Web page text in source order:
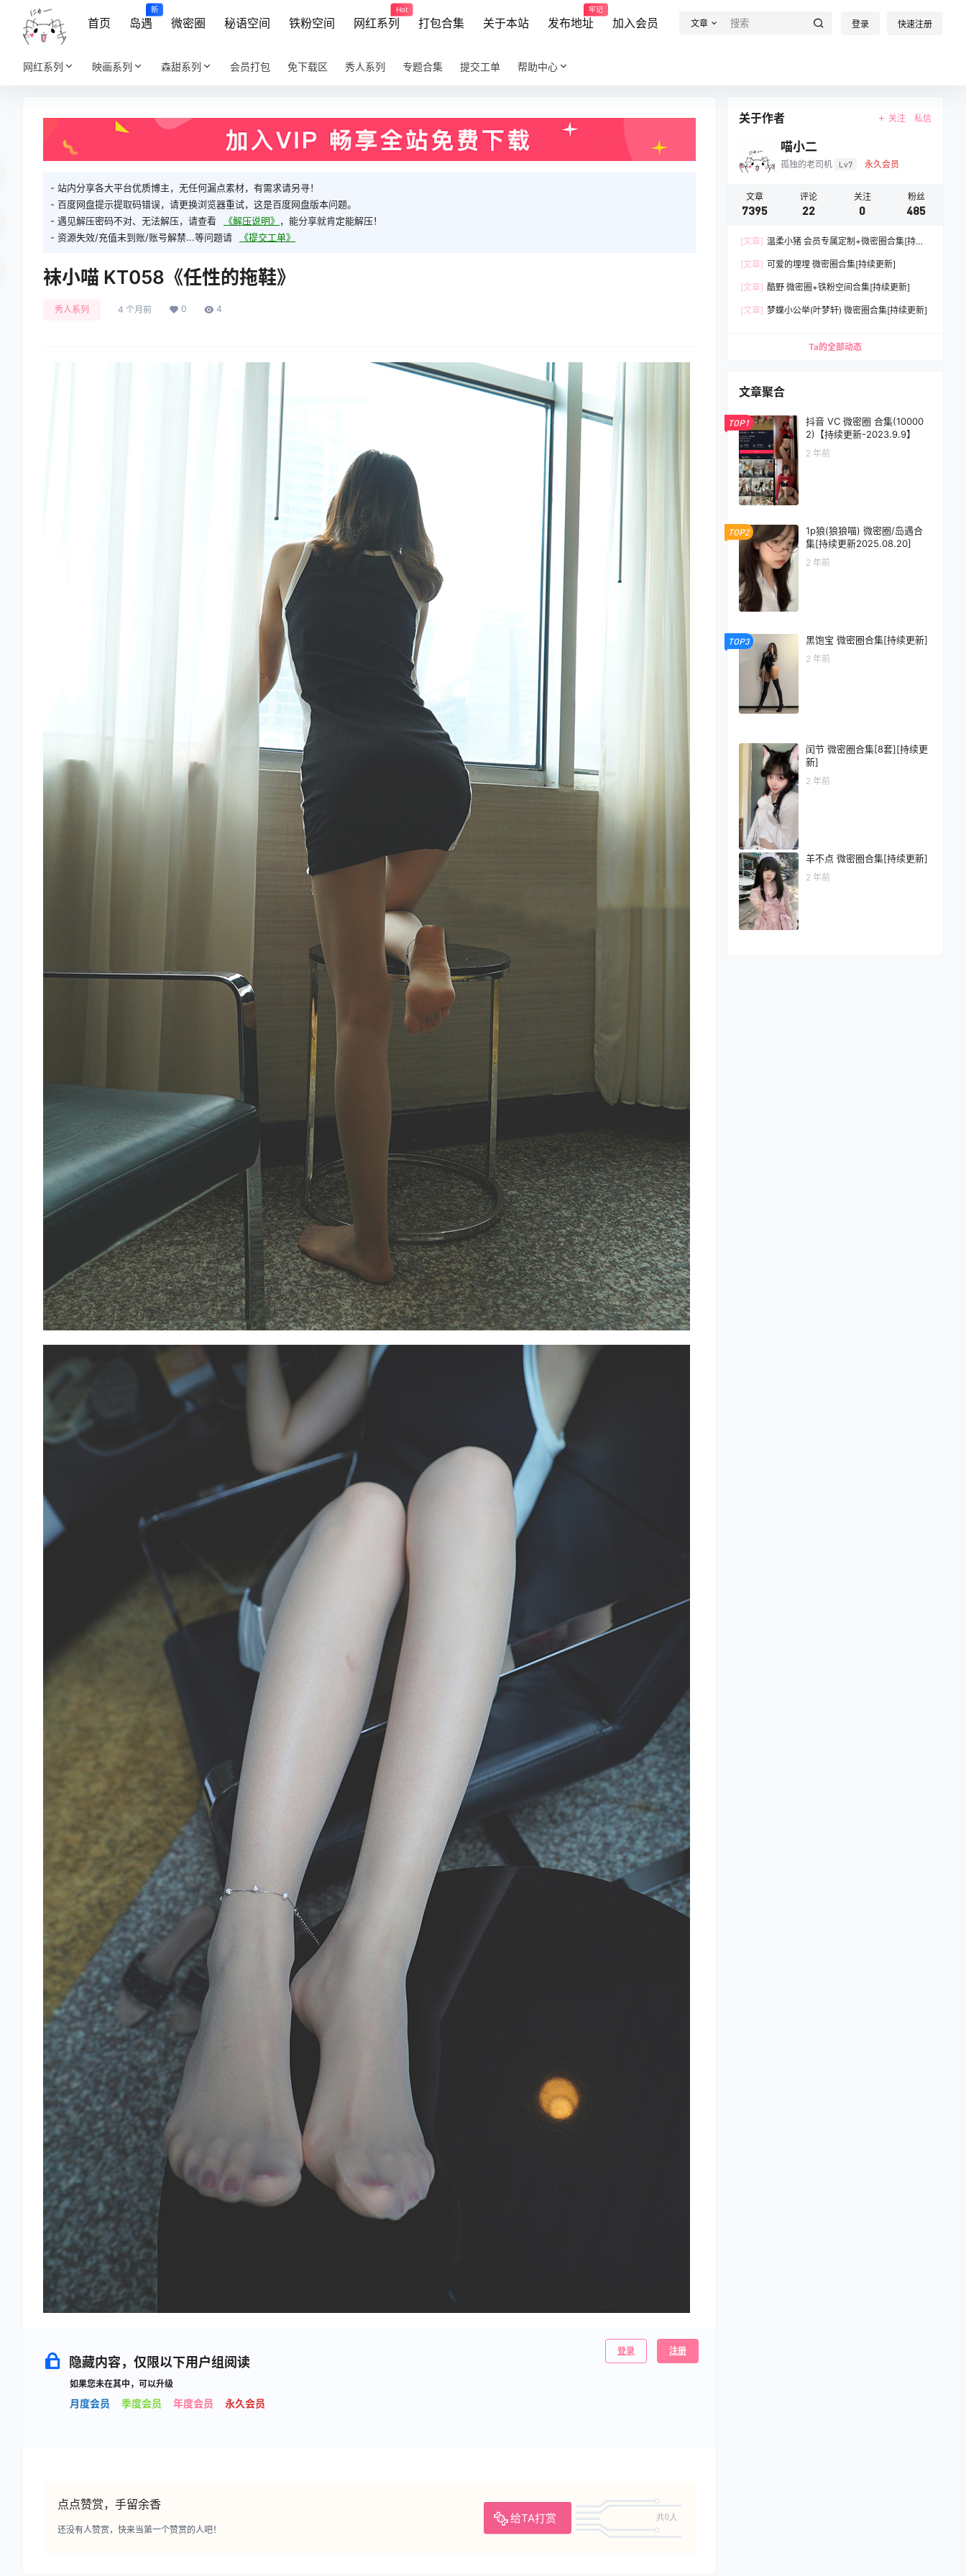
首页 岛遇
新
微密圈 秘语空间 铁粉空间 网红系列
Hot
打包合集 关于本站 发布地址
牢记
加入会员 文章 登录 快速注册
网红系列 映画系列 森甜系列 会员打包 免下载区 秀人系列 专题合集 提交工单 帮助中心
- 站内分享各大平台优质博主，无任何漏点素材，有需求请另寻！
- 百度网盘提示提取码错误，请更换浏览器重试，这是百度网盘版本问题。
- 遇见解压密码不对、无法解压，请查看
《解压说明》 ，能分享就肯定能解压！
- 资源失效/充值未到账/账号解禁...等问题请
《提交工单》
袜小喵 KT058《任性的拖鞋》
秀人系列 4 个月前 0 4
隐藏内容，仅限以下用户组阅读
如果您未在其中，可以升级
月度会员 季度会员 年度会员 永久会员
登录 注册
点点赞赏，手留余香
给TA打赏 共0人
还没有人赞赏，快来当第一个赞赏的人吧！
关于作者 关注 私信
喵小二
孤独的老司机 Lv7 永久会员
文章
7395
评论
22
关注
0
粉丝
485
[文章] 温柔小猪 会员专属定制+微密圈合集[持续
[文章] 可爱的埋埋 微密圈合集[持续更新]
[文章] 酷野 微密圈+铁粉空间合集[持续更新]
[文章] 梦蝶小公举(叶梦轩) 微密圈合集[持续更新]
Ta的全部动态
文章聚合
TOP1
抖音 VC 微密圈 合集(10000
2)【持续更新-2023.9.9】
2 年前
TOP2
1p狼(狼狼喵) 微密圈/岛遇合
集[持续更新2025.08.20]
2 年前
TOP3 黑饱宝 微密圈合集[持续更新]
2 年前
闰节 微密圈合集[8套][持续更
新]
2 年前
羊不点 微密圈合集[持续更新]
2 年前